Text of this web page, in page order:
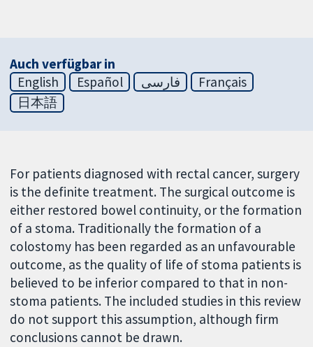
Auch verfügbar in
English
Español فارسی
Français
日本語
For patients diagnosed with rectal cancer, surgery
is the definite treatment. The surgical outcome is
either restored bowel continuity, or the formation
of a stoma. Traditionally the formation of a
colostomy has been regarded as an unfavourable
outcome, as the quality of life of stoma patients is
believed to be inferior compared to that in non-
stoma patients. The included studies in this review
do not support this assumption, although firm
conclusions cannot be drawn.